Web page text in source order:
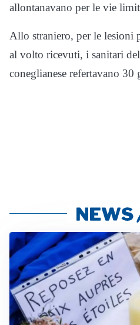
allontanavano per le vie
Allo straniero, per le lesioni
al volto ricevuti, i sanitari del
coneglianese refertavano